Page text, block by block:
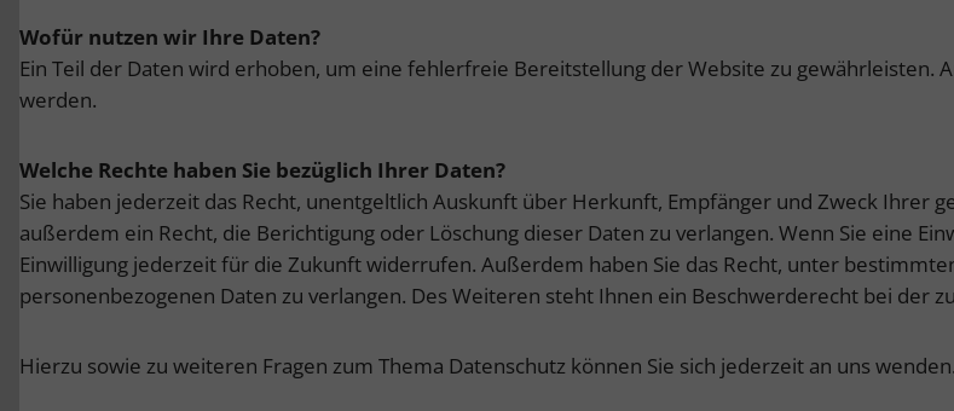
Wofür nutzen wir Ihre Daten?
Ein Teil der Daten wird erhoben, um eine fehlerfreie Bereitstellung der Website zu
werden.
Welche Rechte haben Sie bezüglich Ihrer Daten?
Sie haben jederzeit das Recht, unentgeltlich Auskunft über Herkunft, Empfänger und Zweck Ihrer
außerdem ein Recht, die Berichtigung oder Löschung dieser Daten zu verlangen. Wenn Sie eine
Einwilligung jederzeit für die Zukunft widerrufen. Außerdem haben Sie das Recht, unter
personenbezogenen Daten zu verlangen. Des Weiteren steht Ihnen ein Beschwerderecht bei der
Hierzu sowie zu weiteren Fragen zum Thema Datenschutz können Sie sich jederzeit an uns wenden.